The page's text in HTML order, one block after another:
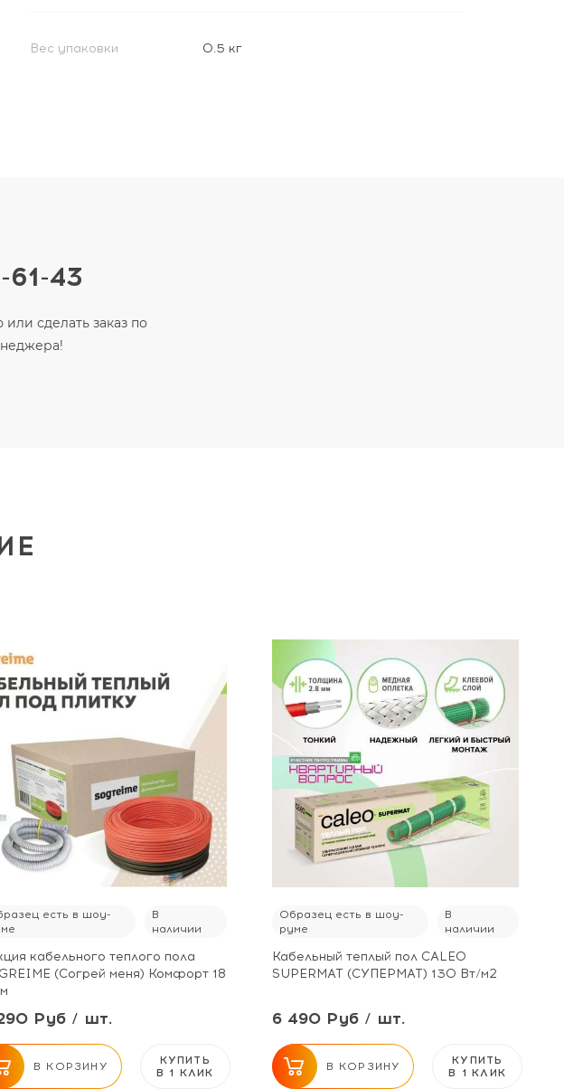
Вес упаковки 0.5 кг
43
сделать заказ по
есть в шоу-
В
наличии
кабельного теплого пола
(Согрей меня) Комфорт 18
Руб / шт.
В КОРЗИНУ
КУПИТЬ
В 1 КЛИК
Образец есть в шоу-
руме
В
наличии
Кабельный теплый пол CALEO
SUPERMAT (СУПЕРМАТ) 130 Вт/м2
6 490 Руб / шт.
В КОРЗИНУ
КУПИТЬ
В 1 КЛИК